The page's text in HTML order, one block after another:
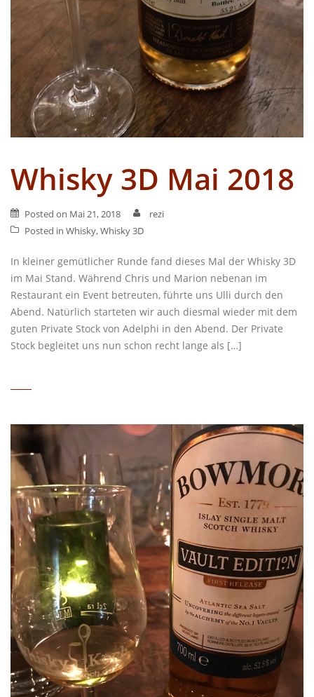
Whisky 3D Mai 2018
Posted on Mai 21, 2018
rezi
Posted in Whisky,Whisky 3D
In kleiner gemütlicher Runde fand dieses Mal der Whisky 3D
im Mai Stand. Während Chris und Marion nebenan im
Restaurant ein Event betreuten, führte uns Ulli durch den
Abend. Natürlich starteten wir auch diesmal wieder mit dem
guten Private Stock von Adelphi in den Abend. Der Private
Stock begleitet uns nun schon recht lange als […]